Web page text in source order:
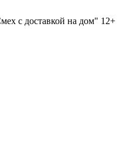
с доставкой на дом" 12+